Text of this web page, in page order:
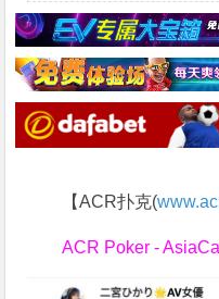
【ACR扑克(
ACR Poker -